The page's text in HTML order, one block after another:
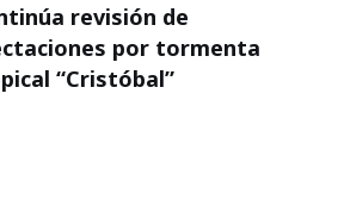
revisión de
por tormenta
“Cristóbal”